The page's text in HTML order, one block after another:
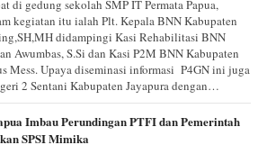
di gedung sekolah SMP IT Permata Papua,
kegiatan itu ialah Plt. Kepala BNN Kabupaten
didampingi Kasi Rehabilitasi BNN
Awumbas, S.Si dan Kasi P2M BNN Kabupaten
Mess. Upaya diseminasi informasi P4GN ini juga
2 Sentani Kabupaten Jayapura dengan…
Imbau Perundingan PTFI dan Pemerintah
SPSI Mimika